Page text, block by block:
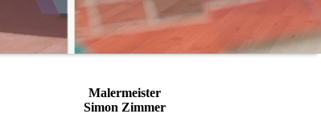
Malermeister
Simon Zimmer